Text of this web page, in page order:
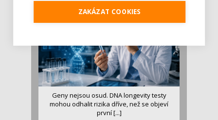
Geny nejsou osud. DNA longevity testy
mohou odhalit rizika dříve, než se objeví
první [...]
ZAKÁZAT COOKIES